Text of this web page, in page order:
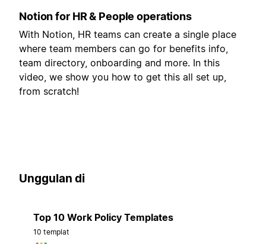
Notion for HR & People operations
With Notion, HR teams can create a single place
where team members can go for benefits info,
team directory, onboarding and more. In this
video, we show you how to get this all set up,
from scratch!
Unggulan di
Top 10 Work Policy Templates
10 templat